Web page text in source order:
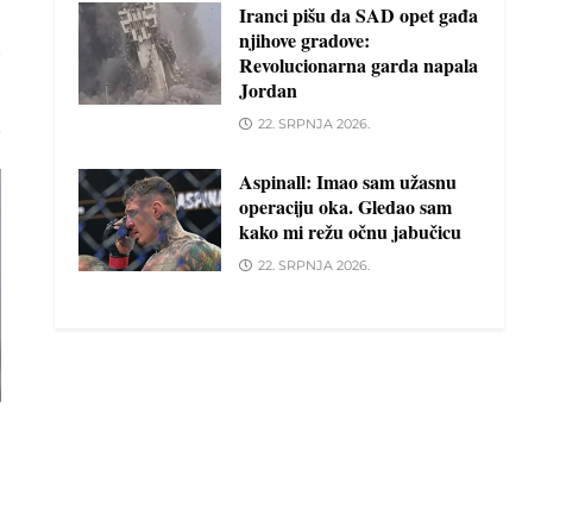
Iranci pišu da SAD opet gađa
njihove gradove:
Revolucionarna garda napala
Jordan
22. SRPNJA 2026.
Aspinall: Imao sam užasnu
operaciju oka. Gledao sam
kako mi režu očnu jabučicu
22. SRPNJA 2026.